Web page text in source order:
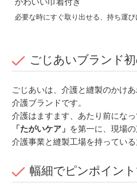
必要な時にすぐ取り出せる、持ち運
ごじあいブランド
ごじあいは、介護と縫製のかけ
介護ブランドです。
介護はますます、あたり前になっ
「たがいケア」 を第一に、現場の
介護事業と縫製工場を持っている
幅細でピンポイン